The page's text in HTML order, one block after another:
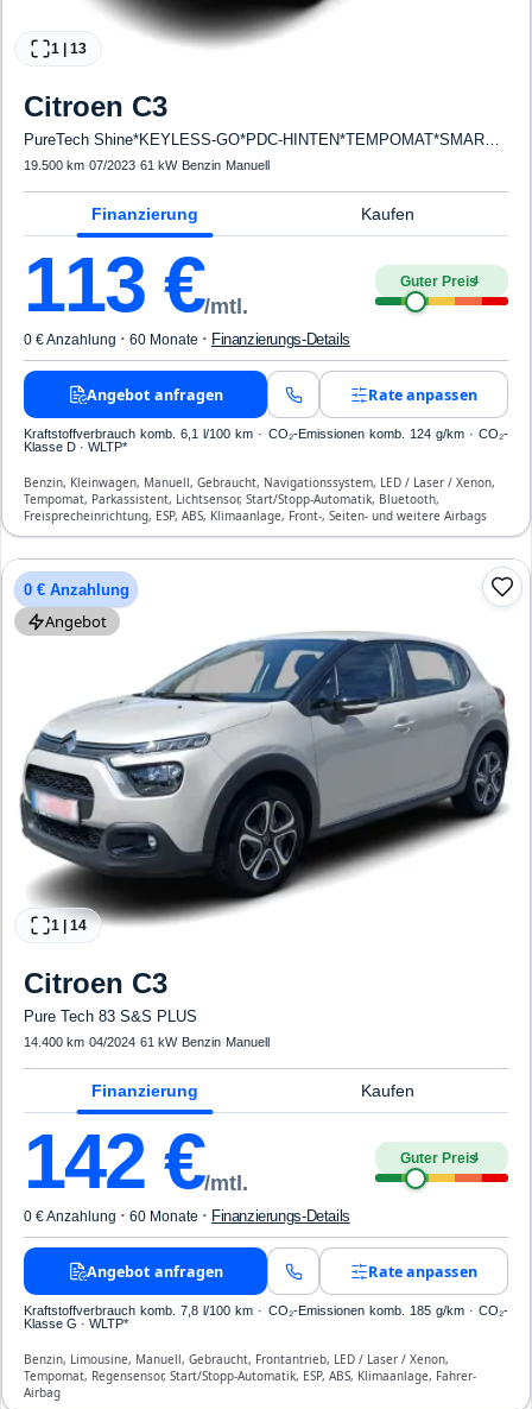
1 13
Citroen C3
PureTech Shine*KEYLESS-GO*PDC-HINTEN*TEMPOMAT*SMARTLINK*LED*KLIMA
19.500 km·07/2023·61 kW· Benzin· Manuell
Finanzierung Kaufen
113 €/mtl.
Guter Preis4
0 € Anzahlung · 60 Monate · Finanzierungs-Details
Angebot anfragen Rate anpassen
Kraftstoffverbrauch komb. 6,1 l/100 km · CO₂-Emissionen komb. 124 g/km · CO₂-
Klasse D · WLTP*
Benzin, Kleinwagen, Manuell, Gebraucht, Navigationssystem, LED / Laser / Xenon,
Tempomat, Parkassistent, Lichtsensor, Start/Stopp-Automatik, Bluetooth,
Freisprecheinrichtung, ESP, ABS, Klimaanlage, Front-, Seiten- und weitere Airbags
0 € Anzahlung
Angebot
1 14
Citroen C3
Pure Tech 83 S&S PLUS
14.400 km·04/2024·61 kW· Benzin· Manuell
Finanzierung Kaufen
142 €/mtl.
Guter Preis4
0 € Anzahlung · 60 Monate · Finanzierungs-Details
Angebot anfragen Rate anpassen
Kraftstoffverbrauch komb. 7,8 l/100 km · CO₂-Emissionen komb. 185 g/km · CO₂-
Klasse G · WLTP*
Benzin, Limousine, Manuell, Gebraucht, Frontantrieb, LED / Laser / Xenon,
Tempomat, Regensensor, Start/Stopp-Automatik, ESP, ABS, Klimaanlage, Fahrer-
Airbag